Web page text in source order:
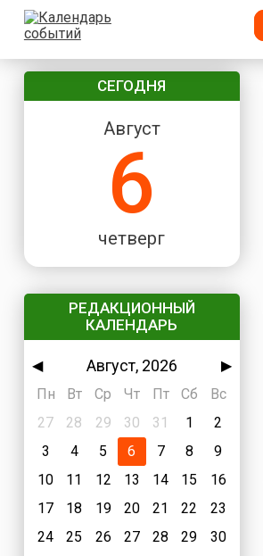
СЕГОДНЯ
Август
6
четверг
РЕДАКЦИОННЫЙ
КАЛЕНДАРЬ
◀ Август, 2026
▶
Пн
Вт Ср Чт Пт Сб
Вс
27
28 29 30 31 1
2
3
4 5 6 7 8
9
10
11 12 13 14 15
16
17
18 19 20 21 22
23
24
25 26 27 28 29
30